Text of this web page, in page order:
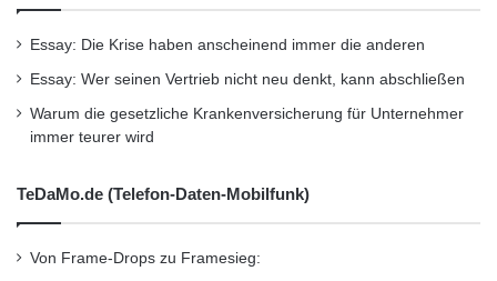
der Reifen zum Asphalt wird beim Motorrad
gerade einmal über die Fläche von der Größe
Essay: Die Krise haben anscheinend immer die anderen
Essay: Wer seinen Vertrieb nicht neu denkt, kann abschließen
Warum die gesetzliche Krankenversicherung für Unternehmer
immer teurer wird
TeDaMo.de (Telefon-Daten-Mobilfunk)
Von Frame-Drops zu Framesieg: